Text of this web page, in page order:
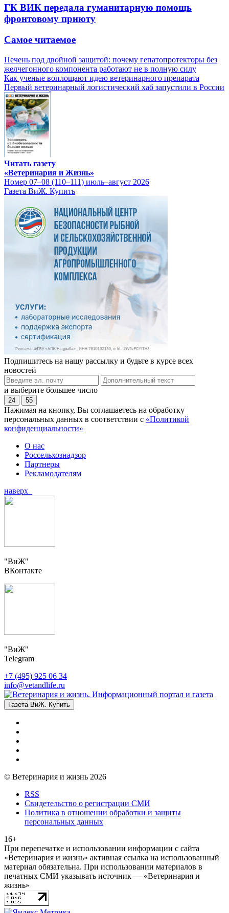
ГК ВИК передала гуманитарную помощь
фронтовому приюту
Самое читаемое
Печень под двойной защитой: почему гепатопротекторы без
желчегонного компонента работают не в полную силу
Как ученые воплощают идею ветеринарного препарата
Первый ветеринарный логистический хаб запустили в России
Читать газету
«Ветеринария и Жизнь»
Номер 07–08 (110–111) июль–август 2026
Газета ВиЖ. Купить
Подпишитесь на нашу рассылку и будьте в курсе всех
новостей
и выберите большее число
24 55
Нажимая на кнопку, Вы соглашаетесь на обработку
персональных данных в соответствии с «Политикой
конфиденциальности»
О нас
Россельхознадзор
Партнеры
Рекламодателям
наверх
"ВиЖ"
ВКонтакте
"ВиЖ"
Telegram
+7 (495) 925 06 34
info@vetandlife.ru
Газета ВиЖ. Купить
© Ветеринария и жизнь 2026
RSS
Свидетельство о регистрации СМИ
Политика в отношении обработки и защиты
персональных данных
16+
При перепечатке и использовании информации с сайта
«Ветеринария и жизнь» активная ссылка на использованный
материал обязательна. При использовании материалов в
печатных СМИ указывать источник — «Ветеринария и
жизнь»